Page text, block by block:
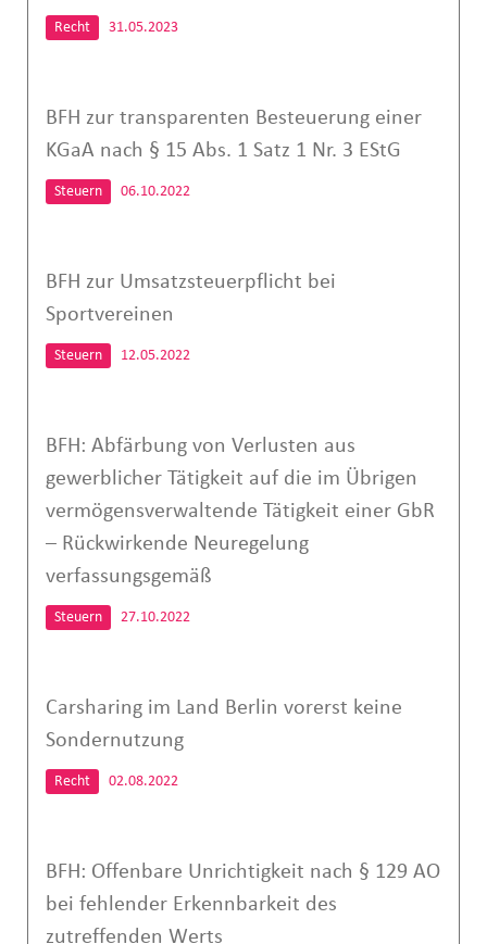
Recht 31.05.2023
BFH zur transparenten Besteuerung einer
KGaA nach § 15 Abs. 1 Satz 1 Nr. 3 EStG
Steuern 06.10.2022
BFH zur Umsatzsteuerpflicht bei
Sportvereinen
Steuern 12.05.2022
BFH: Abfärbung von Verlusten aus
gewerblicher Tätigkeit auf die im Übrigen
vermögensverwaltende Tätigkeit einer GbR
– Rückwirkende Neuregelung
verfassungsgemäß
Steuern 27.10.2022
Carsharing im Land Berlin vorerst keine
Sondernutzung
Recht 02.08.2022
BFH: Offenbare Unrichtigkeit nach § 129 AO
bei fehlender Erkennbarkeit des
zutreffenden Werts